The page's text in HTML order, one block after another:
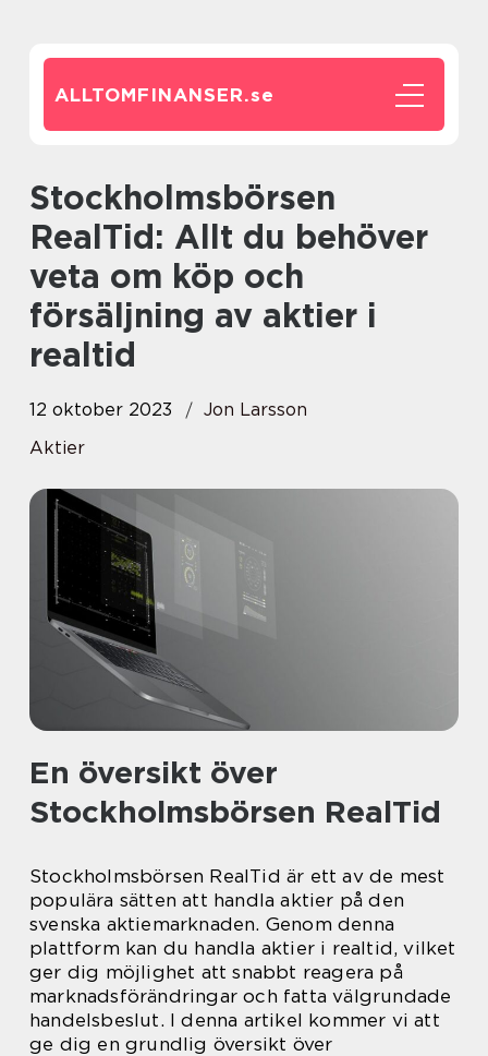
ALLTOMFINANSER.se
Stockholmsbörsen
RealTid: Allt du behöver
veta om köp och
försäljning av aktier i
realtid
12 oktober 2023
Jon Larsson
Aktier
En översikt över
Stockholmsbörsen RealTid
Stockholmsbörsen RealTid är ett av de mest
populära sätten att handla aktier på den
svenska aktiemarknaden. Genom denna
plattform kan du handla aktier i realtid, vilket
ger dig möjlighet att snabbt reagera på
marknadsförändringar och fatta välgrundade
handelsbeslut. I denna artikel kommer vi att
ge dig en grundlig översikt över